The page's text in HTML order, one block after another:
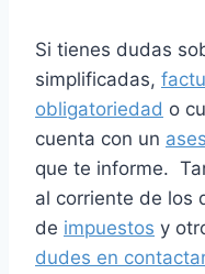
Si tienes dudas
simplificadas,
obligatoriedad o
cuenta con un
que te informe.
al corriente de los
de impuestos y
dudes en